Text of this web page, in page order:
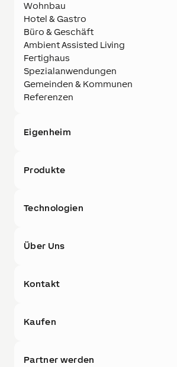
Wohnbau
Hotel & Gastro
Büro & Geschäft
Ambient Assisted Living
Fertighaus
Spezialanwendungen
Gemeinden & Kommunen
Referenzen
Eigenheim
Produkte
Technologien
Über Uns
Kontakt
Kaufen
Partner werden